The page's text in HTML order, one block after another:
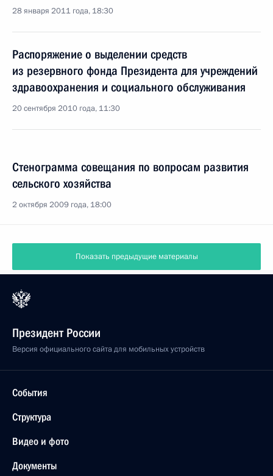
28 января 2011 года, 18:30
Распоряжение о выделении средств
из резервного фонда Президента для учреждений
здравоохранения и социального обслуживания
20 сентября 2010 года, 11:30
Стенограмма совещания по вопросам развития
сельского хозяйства
2 октября 2009 года, 18:00
Показать предыдущие материалы
Президент России
Версия официального сайта для мобильных устройств
События
Структура
Видео и фото
Документы